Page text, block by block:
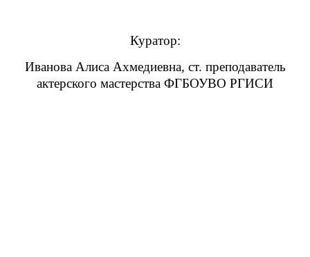
Куратор:
Иванова Алиса Ахмедиевна, ст. преподаватель
актерского мастерства ФГБОУВО РГИСИ